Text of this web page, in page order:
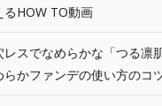
るHOW TO動画
レスでなめらかな「つる凛
らかファンデの使い方のコ